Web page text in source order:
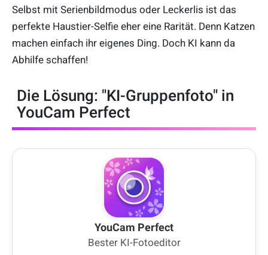
Selbst mit Serienbildmodus oder Leckerlis ist das
perfekte Haustier-Selfie eher eine Rarität. Denn Katzen
machen einfach ihr eigenes Ding. Doch KI kann da
Abhilfe schaffen!
Die Lösung: "KI-Gruppenfoto" in
YouCam Perfect
YouCam Perfect
Bester KI-Fotoeditor